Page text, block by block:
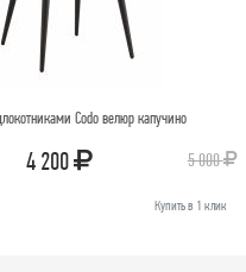
Codo велюр капучино
4 200 5 000
Купить в 1 клик